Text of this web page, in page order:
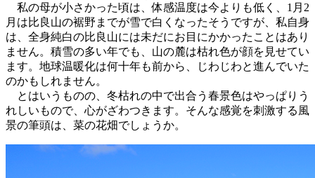
私の母が小さかった頃は、体感温度は今よりも低く、1月2
月は比良山の裾野までが雪で白くなったそうですが、私自身
は、全身純白の比良山には未だにお目にかかったことはあり
ません。積雪の多い年でも、山の麓は枯れ色が顔を見せてい
ます。地球温暖化は何十年も前から、じわじわと進んでいた
のかもしれません。
とはいうものの、冬枯れの中で出合う春景色はやっぱりう
れしいもので、心がざわつきます。そんな感覚を刺激する風
景の筆頭は、菜の花畑でしょうか。